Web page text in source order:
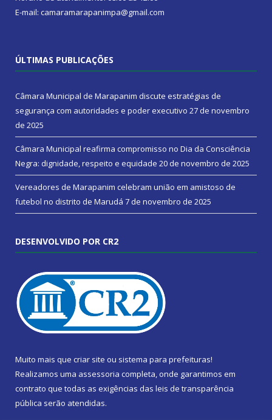
E-mail: camaramarapanimpa@gmail.com
ÚLTIMAS PUBLICAÇÕES
Câmara Municipal de Marapanim discute estratégias de
segurança com autoridades e poder executivo 27 de novembro
de 2025
Câmara Municipal reafirma compromisso no Dia da Consciência
Negra: dignidade, respeito e equidade 20 de novembro de 2025
Vereadores de Marapanim celebram união em amistoso de
futebol no distrito de Marudá 7 de novembro de 2025
DESENVOLVIDO POR CR2
Muito mais que criar site ou sistema para prefeituras!
Realizamos uma assessoria completa, onde garantimos em
contrato que todas as exigências das leis de transparência
pública serão atendidas.